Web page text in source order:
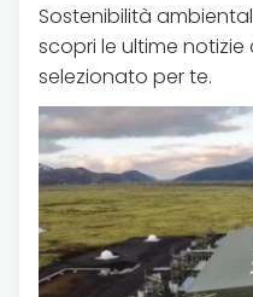
Sostenibilità
scopri le ultime
selezionato per te.